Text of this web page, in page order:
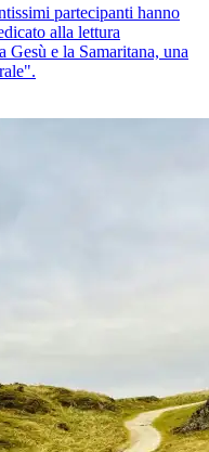
partecipanti hanno
alla lettura
e la Samaritana, una